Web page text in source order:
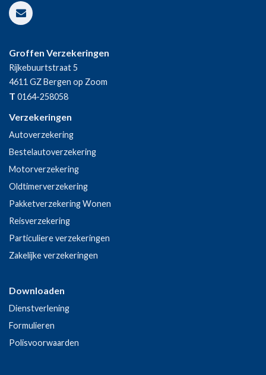
Groffen Verzekeringen
Rijkebuurtstraat 5
4611 GZBergen op Zoom
T 0164-258058
Verzekeringen
Autoverzekering
Bestelautoverzekering
Motorverzekering
Oldtimerverzekering
Pakketverzekering Wonen
Reisverzekering
Particuliere verzekeringen
Zakelijke verzekeringen
Downloaden
Dienstverlening
Formulieren
Polisvoorwaarden